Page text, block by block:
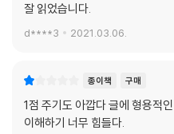
새로운 시대의 생산성은 창의성이다
이 책의 2부도 주목해볼 필요가 있
성인 창의성에 주목한다. 마음의
잘 읽었습니다.
d****3 2021.03.06.
종이책 구매
1점 주기도 아깝다 글에 형용적
이해하기 너무 힘들다.